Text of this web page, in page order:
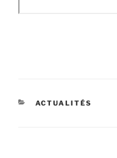
CATÉGORIES
ACTUALITÉS